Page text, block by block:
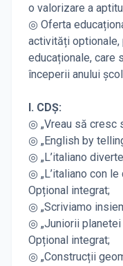
o valorizare a
◎ Oferta
activități optionale,
educaționale, care
începerii anului
I. CDȘ:
◎ „Vreau să cresc
◎ „English by
◎ „L’italiano
◎ „L’italiano con
Opțional integrat;
◎ „Scriviamo
◎ „Juniorii
Opțional integrat;
◎ „Construcții